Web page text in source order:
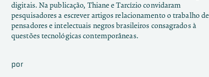
digitais. Na publicação, Thiane e Tarcízio convidaram
pesquisadores a escrever artigos relacionamento o trabalho de
pensadores e intelectuais negros brasileiros consagrados à
questões tecnológicas contemporâneas.
por